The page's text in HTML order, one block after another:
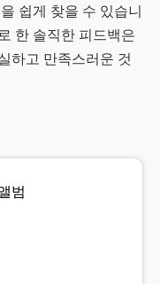
쉽게 찾을 수 있습니
한 솔직한 피드백은
하고 만족스러운 것